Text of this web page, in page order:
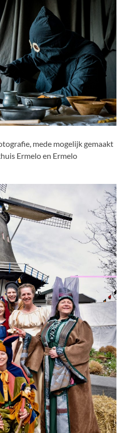
mede mogelijk gemaakt
Ermelo en Ermelo